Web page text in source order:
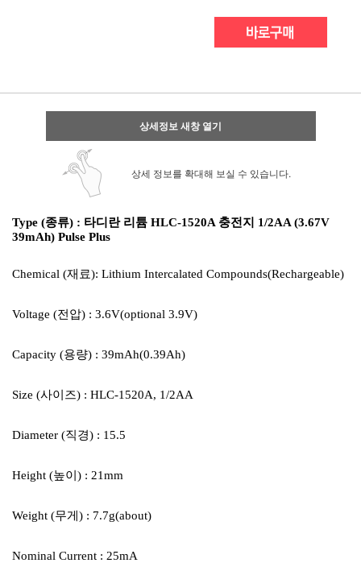
상세정보 새창 열기
상세 정보를 확대해 보실 수 있습니다.
Type (종류) : 타디란 리튬 HLC-1520A 충전지 1/2AA (3.67V
39mAh) Pulse Plus
Chemical (재료): Lithium Intercalated Compounds(Rechargeable)
Voltage (전압) : 3.6V(optional 3.9V)
Capacity (용량) : 39mAh(0.39Ah)
Size (사이즈) : HLC-1520A, 1/2AA
Diameter (직경) : 15.5
Height (높이) : 21mm
Weight (무게) : 7.7g(about)
Nominal Current : 25mA